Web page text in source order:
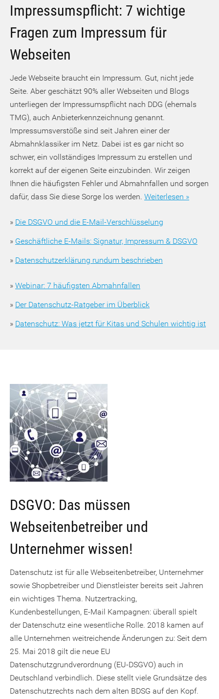
Impressumspflicht: 7 wichtige
Fragen zum Impressum für
Webseiten
Jede Webseite braucht ein Impressum. Gut, nicht jede
Seite. Aber geschätzt 90% aller Webseiten und Blogs
unterliegen der Impressumspflicht nach DDG (ehemals
TMG), auch Anbieterkennzeichnung genannt.
Impressumsverstöße sind seit Jahren einer der
Abmahnklassiker im Netz. Dabei ist es gar nicht so
schwer, ein vollständiges Impressum zu erstellen und
korrekt auf der eigenen Seite einzubinden. Wir zeigen
Ihnen die häufigsten Fehler und Abmahnfallen und sorgen
dafür, dass Sie diese Sorge los werden. Weiterlesen »
» Die DSGVO und die E-Mail-Verschlüsselung
» Geschäftliche E-Mails: Signatur, Impressum & DSGVO
» Datenschutzerklärung rundum beschrieben
» Webinar: 7 häufigsten Abmahnfallen
» Der Datenschutz-Ratgeber im Überblick
» Datenschutz: Was jetzt für Kitas und Schulen wichtig ist
DSGVO: Das müssen
Webseitenbetreiber und
Unternehmer wissen!
Datenschutz ist für alle Webseitenbetreiber, Unternehmer
sowie Shopbetreiber und Dienstleister bereits seit Jahren
ein wichtiges Thema. Nutzertracking,
Kundenbestellungen, E-Mail Kampagnen: überall spielt
der Datenschutz eine wesentliche Rolle. 2018 kamen auf
alle Unternehmen weitreichende Änderungen zu: Seit dem
25. Mai 2018 gilt die neue EU
Datenschutzgrundverordnung (EU-DSGVO) auch in
Deutschland verbindlich. Diese stellt viele Grundsätze des
Datenschutzrechts nach dem alten BDSG auf den Kopf.